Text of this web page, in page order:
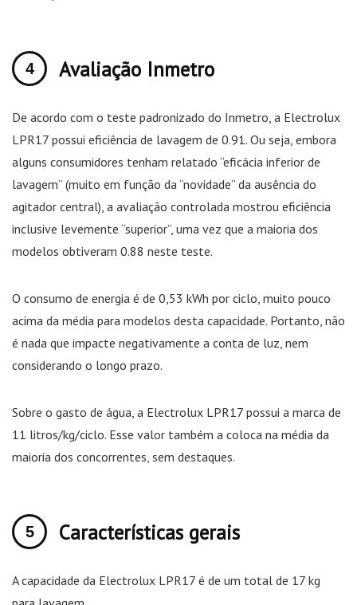
Avaliação Inmetro
De acordo com o teste padronizado do Inmetro, a Electrolux
LPR17 possui eficiência de lavagem de 0.91. Ou seja, embora
alguns consumidores tenham relatado “eficácia inferior de
lavagem” (muito em função da “novidade” da ausência do
agitador central), a avaliação controlada mostrou eficiência
inclusive levemente “superior”, uma vez que a maioria dos
modelos obtiveram 0.88 neste teste.
O consumo de energia é de 0,53 kWh por ciclo, muito pouco
acima da média para modelos desta capacidade. Portanto, não
é nada que impacte negativamente a conta de luz, nem
considerando o longo prazo.
Sobre o gasto de água, a Electrolux LPR17 possui a marca de
11 litros/kg/ciclo. Esse valor também a coloca na média da
maioria dos concorrentes, sem destaques.
Características gerais
A capacidade da Electrolux LPR17 é de um total de 17 kg